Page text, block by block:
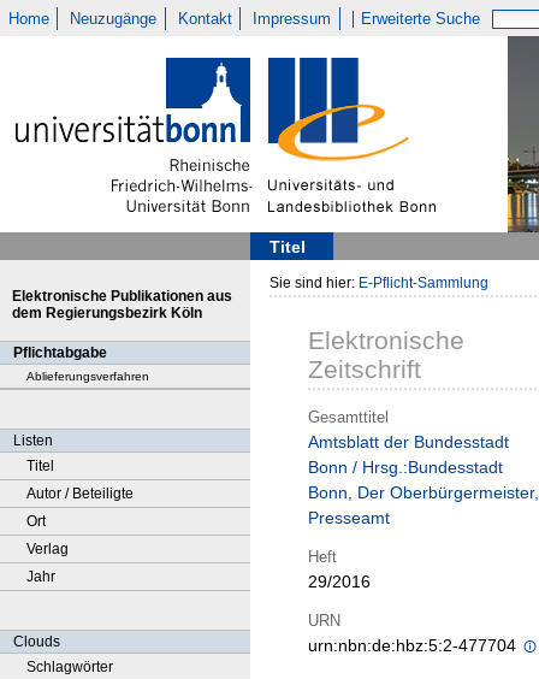
Home Neuzugänge Kontakt Impressum Erweiterte Suche
Titel
Elektronische Publikationen aus
dem Regierungsbezirk Köln
Pflichtabgabe
Ablieferungsverfahren
Listen
Titel
Autor / Beteiligte
Ort
Verlag
Jahr
Clouds
Schlagwörter
Sie sind hier: E-Pflicht-Sammlung
Elektronische
Zeitschrift
Gesamttitel
Amtsblatt der Bundesstadt
Bonn / Hrsg.:Bundesstadt
Bonn, Der Oberbürgermeister,
Presseamt
Heft
29/2016
URN
urn:nbn:de:hbz:5:2-477704